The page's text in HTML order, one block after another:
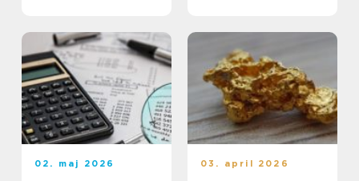
02. maj 2026 03. april 2026